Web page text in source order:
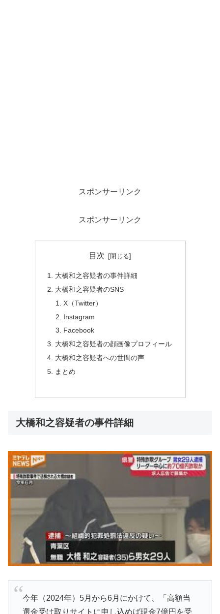
スポンサーリンク
スポンサーリンク
目次
大橋和之容疑者の事件詳細
大橋和之容疑者のSNS
X（Twitter）
Instagram
Facebook
大橋和之容疑者の顔画像プロフィール
大橋和之容疑者への世間の声
まとめ
大橋和之容疑者の事件詳細
今年（2024年）5月から6月にかけて、「高額当
選金受け取りサイトに申し込めば現金7億円を受